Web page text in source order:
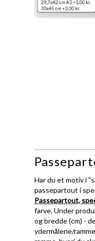
Har du et motiv i
passepartout i
Passepartout,
farve. Under
og bredde (cm) -
ydermålene/